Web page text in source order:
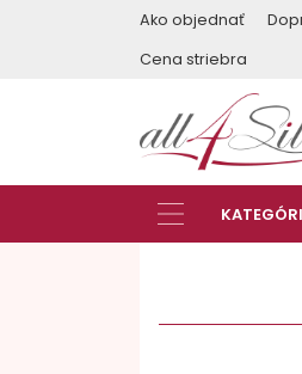
Ako objednať
Cena striebra